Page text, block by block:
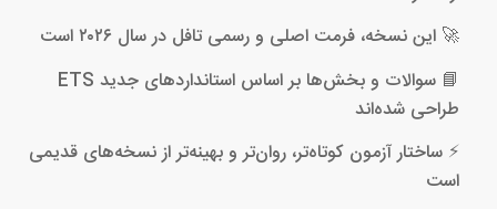
🚀 این نسخه، فرمت اصلی و رسمی تافل در سال ۲۰۲۶ است
📘 سوالات و بخش‌ها بر اساس استانداردهای جدید ETS
طراحی شده‌اند
⚡ ساختار آزمون کوتاه‌تر، روان‌تر و بهینه‌تر از نسخه‌های قدیمی
است